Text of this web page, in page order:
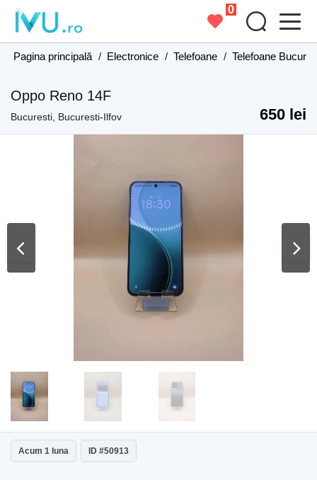
0
Pagina principală / Electronice / Telefoane / Telefoane
Oppo Reno 14F
Bucuresti, Bucuresti-Ilfov 650 lei
Acum 1 luna ID #50913